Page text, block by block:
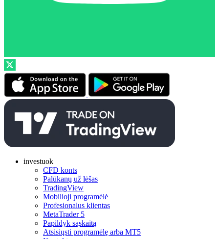
investuok
CFD konts
Palūkanų už lėšas
TradingView
Mobilioji programėlė
Profesionalus klientas
MetaTrader 5
Papildyk sąskaitą
Atsisiųsti programėlę arba MT5